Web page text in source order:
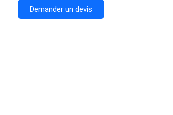
Demander un devis